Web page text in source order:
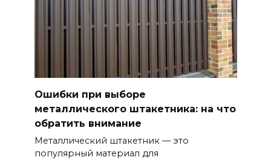
Ошибки при выборе
металлического штакетника: на что
обратить внимание
Металлический штакетник — это
популярный материал для